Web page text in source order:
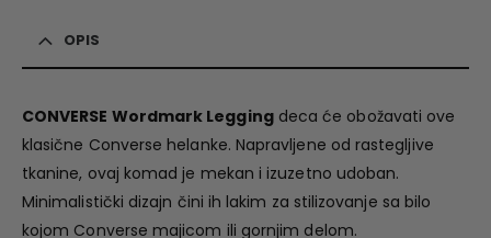
OPIS
CONVERSE Wordmark Leggingdeca će obožavati ove
klasične Converse helanke. Napravljene od rastegljive
tkanine, ovaj komad je mekan i izuzetno udoban.
Minimalistički dizajn čini ih lakim za stilizovanje sa bilo
kojom Converse majicom ili gornjim delom.